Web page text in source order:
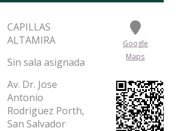
CAPILLAS
ALTAMIRA
Sin sala asignada
Av. Dr. Jose
Antonio
Rodriguez Porth,
San Salvador
Google
Maps